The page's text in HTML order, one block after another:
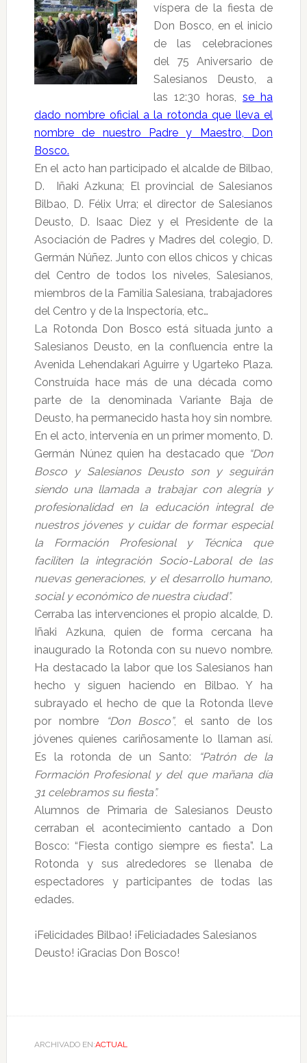
víspera de la fiesta de
Don Bosco, en el inicio
de las celebraciones
del 75 Aniversario de
Salesianos Deusto, a
las 12:30 horas,se ha
dado nombre oficial a la rotonda que lleva el
nombre de nuestro Padre y Maestro, Don
Bosco.
En el acto han participado el alcalde de Bilbao,
D. Iñaki Azkuna; El provincial de Salesianos
Bilbao, D. Félix Urra; el director de Salesianos
Deusto, D. Isaac Diez y el Presidente de la
Asociación de Padres y Madres del colegio, D.
Germán Núñez. Junto con ellos chicos y chicas
del Centro de todos los niveles, Salesianos,
miembros de la Familia Salesiana, trabajadores
del Centro y de la Inspectoría, etc…
La Rotonda Don Bosco está situada junto a
Salesianos Deusto, en la confluencia entre la
Avenida Lehendakari Aguirre y Ugarteko Plaza.
Construída hace más de una década como
parte de la denominada Variante Baja de
Deusto, ha permanecido hasta hoy sin nombre.
En el acto, intervenía en un primer momento, D.
Germán Núnez quien ha destacado que “Don
Bosco y Salesianos Deusto son y seguirán
siendo una llamada a trabajar con alegría y
profesionalidad en la educación integral de
nuestros jóvenes y cuidar de formar especial
la Formación Profesional y Técnica que
faciliten la integración Socio-Laboral de las
nuevas generaciones, y el desarrollo humano,
social y económico de nuestra ciudad”.
Cerraba las intervenciones el propio alcalde, D.
Iñaki Azkuna, quien de forma cercana ha
inaugurado la Rotonda con su nuevo nombre.
Ha destacado la labor que los Salesianos han
hecho y siguen haciendo en Bilbao. Y ha
subrayado el hecho de que la Rotonda lleve
por nombre
“Don Bosco”, el santo de los
jóvenes quienes cariñosamente lo llaman así.
Es la rotonda de un Santo:
“Patrón de la
Formación Profesional y del que mañana día
31 celebramos su fiesta”.
Alumnos de Primaria de Salesianos Deusto
cerraban el acontecimiento cantado a Don
Bosco: “Fiesta contigo siempre es fiesta”. La
Rotonda y sus alrededores se llenaba de
espectadores y participantes de todas las
edades.
¡Felicidades Bilbao! ¡Feliciadades Salesianos
Deusto! ¡Gracias Don Bosco!
ARCHIVADO EN:ACTUAL